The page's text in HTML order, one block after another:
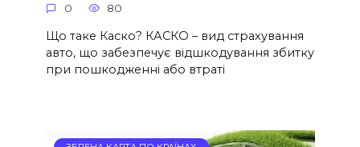
0 80
Що таке Каско? КАСКО – вид страхування
авто, що забезпечує відшкодування збитку
при пошкодженні або втраті